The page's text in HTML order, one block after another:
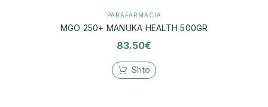
PARAFARMACIA
MGO 250+ MANUKA HEALTH 500GR
83.50€
Shto